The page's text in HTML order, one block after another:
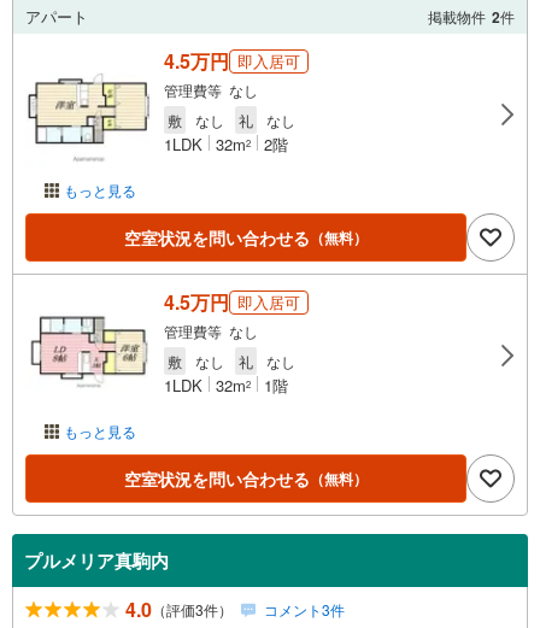
アパート 掲載物件 2件
もっと見る
4.5万円 即入居可
管理費等 なし
敷
なし 礼 なし
1LDK 32m2 2階
空室状況を問い合わせる （無料）
もっと見る
4.5万円 即入居可
管理費等 なし
敷
なし 礼 なし
1LDK 32m2 1階
空室状況を問い合わせる （無料）
プルメリア真駒内
4.0 （評価3件） コメント3件